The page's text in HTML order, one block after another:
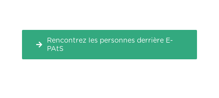
Rencontrez les personnes derrière E-
PAtS